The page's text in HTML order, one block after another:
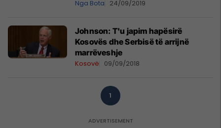
Nga Bota 24/09/2019
Johnson: T'u japim hapësirë
Kosovës dhe Serbisë të arrijnë
marrëveshje
Kosovë 09/09/2018
1